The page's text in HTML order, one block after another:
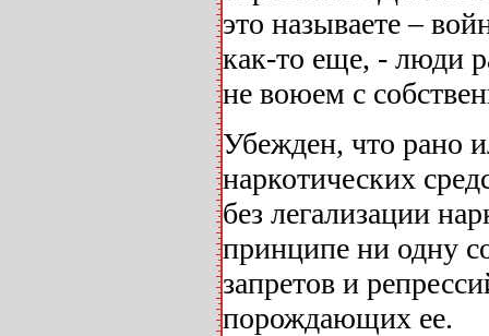
это называете –
как-то еще, - люди
не воюем с
Убежден, что рано
наркотических
без легализации
принципе ни одну
запретов и
порождающих ее.